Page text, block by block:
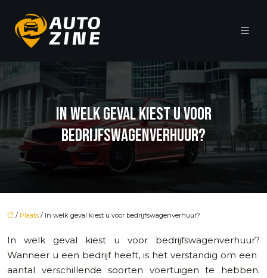
IN WELK GEVAL KIEST U VOOR
BEDRIJFSWAGENVERHUUR?
/ Plaats / In welk geval kiest u voor bedrijfswagenverhuur?
In welk geval kiest u voor bedrijfswagenverhuur?
Wanneer u een bedrijf heeft, is het verstandig om een ​​
aantal verschillende soorten voertuigen te hebben.